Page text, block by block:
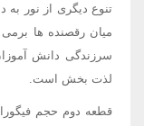
تنوع دیگری از نور
میان رقصنده ها
سرزندگی دانش
لذت بخش است.
قطعه دوم حجم